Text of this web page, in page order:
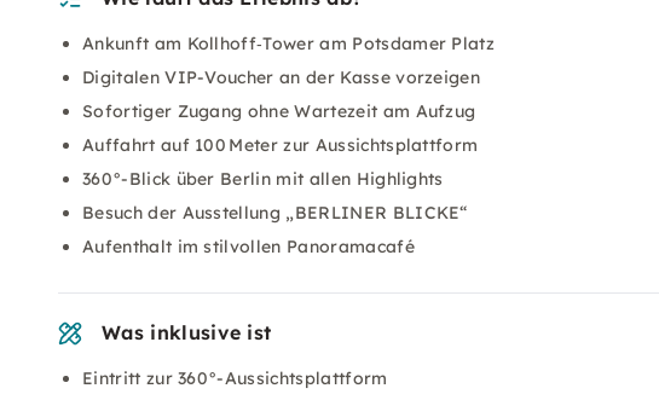
Ankunft am Kollhoff‑Tower am Potsdamer Platz
Digitalen VIP-Voucher an der Kasse vorzeigen
Sofortiger Zugang ohne Wartezeit am Aufzug
Auffahrt auf 100 Meter zur Aussichtsplattform
360°-Blick über Berlin mit allen Highlights
Besuch der Ausstellung „BERLINER BLICKE“
Aufenthalt im stilvollen Panoramacafé
Was inklusive ist
Eintritt zur 360°-Aussichtsplattform